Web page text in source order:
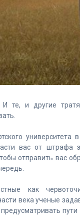
те, и другие
вас от
отправить вас
как
века ученые